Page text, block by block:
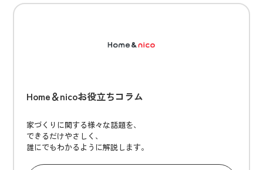
Home＆nicoお役立ちコラム
家づくりに関する様々な話題を、
できるだけやさしく、
誰にでもわかるように解説します。